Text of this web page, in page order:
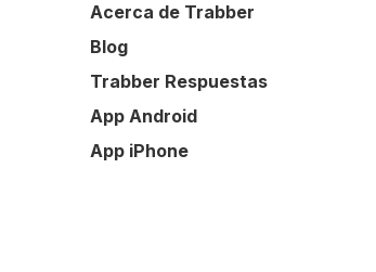
Acerca de Trabber
Blog
Trabber Respuestas
App Android
App iPhone